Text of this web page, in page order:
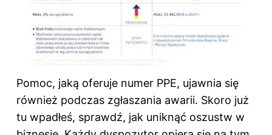
Pomoc, jaką oferuje numer PPE, ujawnia się
również podczas zgłaszania awarii. Skoro już
tu wpadłeś, sprawdź, jak uniknąć oszustw w